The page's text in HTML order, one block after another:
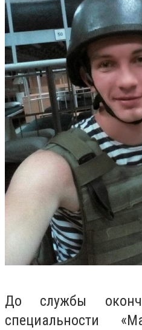
До службы
специальности